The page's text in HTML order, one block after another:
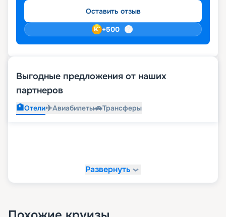
Оставить отзыв
+500
Выгодные предложения от наших
партнеров
🏨Отели✈️Авиабилеты🚗Трансферы
Развернуть